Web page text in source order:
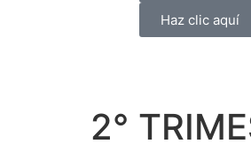
Haz clic aquí
2°